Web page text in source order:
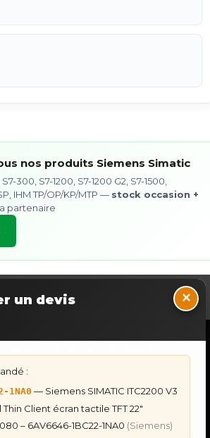
nos produits Siemens Simatic
300, S7-1200, S7-1200 G2, S7-1500,
IHM TP/OP/KP/MTP — stock occasion +
partenaire
un devis ×
:
1NA0 — Siemens SIMATIC ITC2200 V3
Thin Client écran tactile TFT 22"
– 6AV6646-1BC22-1NA0 (Siemens)